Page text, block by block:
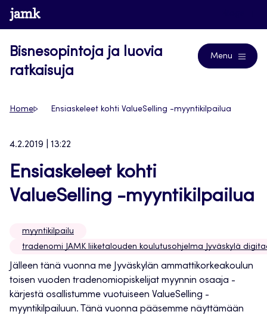
Siirry
suoraan
www.jamk.fi
Bisnesopintoja ja luovia
ratkaisuja
Menu
Home Ensiaskeleet kohti ValueSelling -myyntikilpailua
4.2.2019 | 13:22
Ensiaskeleet kohti
ValueSelling -myyntikilpailua
myyntikilpailu
tradenomi JAMK liiketalouden koulutusohjelma Jyväskylä
Jälleen tänä vuonna me Jyväskylän ammattikorkeakoulun
toisen vuoden tradenomiopiskelijat myynnin osaaja -
kärjestä osallistumme vuotuiseen ValueSelling -
myyntikilpailuun. Tänä vuonna pääsemme näyttämään